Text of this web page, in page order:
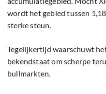
wordt het gebied tussen
sterke steun.
Tegelijkertijd waarschuwt
bekendstaat om scherpe
bullmarkten.